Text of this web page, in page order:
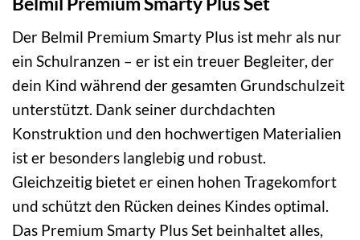
Der Belmil Premium Smarty Plus ist mehr als nur
ein Schulranzen – er ist ein treuer Begleiter, der
dein Kind während der gesamten Grundschulzeit
unterstützt. Dank seiner durchdachten
Konstruktion und den hochwertigen Materialien
ist er besonders langlebig und robust.
Gleichzeitig bietet er einen hohen Tragekomfort
und schützt den Rücken deines Kindes optimal.
Das Premium Smarty Plus Set beinhaltet alles,